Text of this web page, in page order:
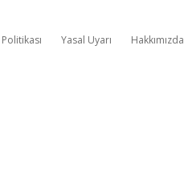
Yasal Uyarı Hakkımızda